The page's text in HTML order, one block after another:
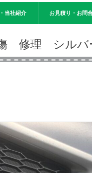
当社紹介 お見積り・お問
修理 シルバ